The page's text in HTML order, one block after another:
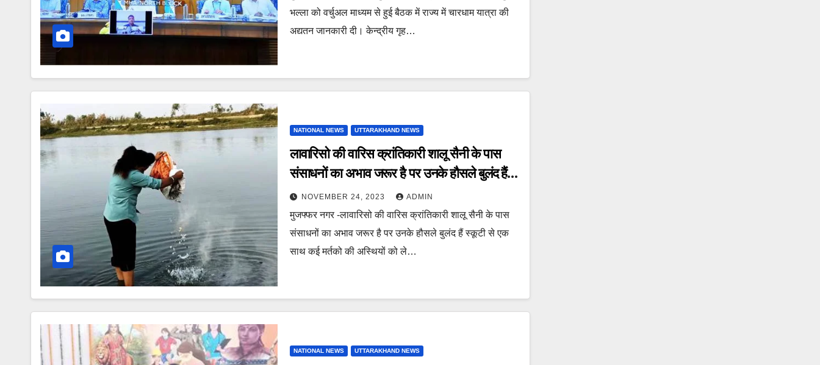
भल्ला को वर्चुअल माध्यम से हुई बैठक में राज्य में चारधाम यात्रा की
अद्यतन जानकारी दी। केन्द्रीय गृह…
NATIONAL NEWS UTTARAKHAND NEWS
लावारिसो की वारिस क्रांतिकारी शालू सैनी के पास
संसाधनों का अभाव जरूर है पर उनके हौसले बुलंद हैं
स्कूटी से एक साथ कई मर्तको की अस्थियों को ले
जाकर शुक्रताल गंगा में किया विसर्जित
NOVEMBER 24, 2023 ADMIN
मुजफ्फर नगर -लावारिसो की वारिस क्रांतिकारी शालू सैनी के पास
संसाधनों का अभाव जरूर है पर उनके हौसले बुलंद हैं स्कूटी से एक
साथ कई मर्तको की अस्थियों को ले…
NATIONAL NEWS UTTARAKHAND NEWS